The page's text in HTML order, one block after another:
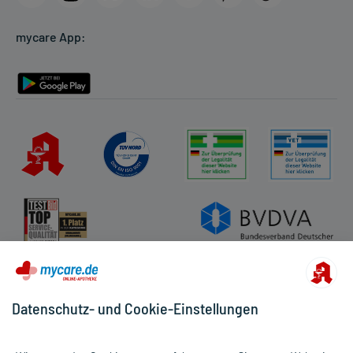
Rückgabe/Widerruf
mycare App:
Datenschutz- und Cookie-Einstellungen